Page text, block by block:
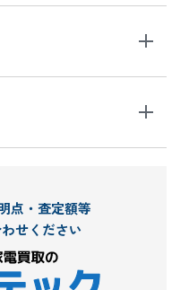
点・査定額等
せください